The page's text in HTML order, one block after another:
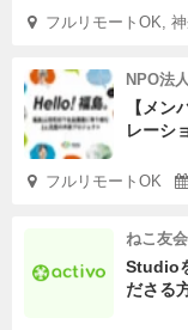
フルリモートOK,
NPO法
【メ
レーシ
フルリモートOK
ねこ友会
Studio
ださる